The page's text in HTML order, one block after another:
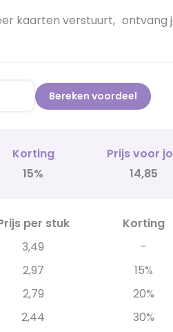
kaarten verstuurt, ontvang
Bereken voordeel
Korting
Prijs voor
15% 14,85
per stuk
Korting
3,49
-
2,97
15%
2,79
20%
2,44
30%